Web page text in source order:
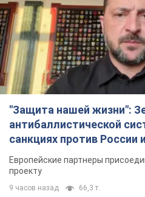
"Защита нашей жизни":
антибаллистической
санкциях против России
Видео
Европейские партнеры
проекту
9 часов назад 66,3 т.